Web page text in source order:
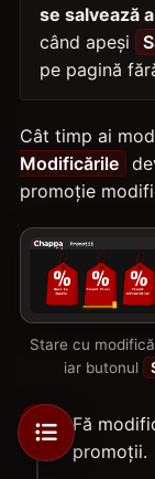
se salvează
când apeși
pe pagină
Cât timp ai
Modificările
promoție
Stare cu
iar butonul
Fă
promoții.